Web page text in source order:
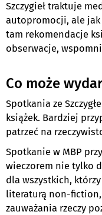
Szczygieł traktuje
autopromocji, ale
tam rekomendacje
obserwacje,
Co może
Spotkania ze
książek. Bardziej
patrzeć na
Spotkanie w MBP
wieczorem nie tylko
dla wszystkich,
literaturą non-fiction,
zauważania rzeczy